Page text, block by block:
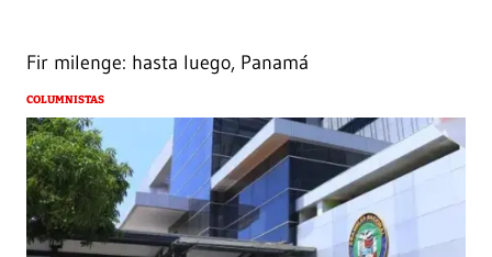
Fir milenge: hasta luego, Panamá
COLUMNISTAS